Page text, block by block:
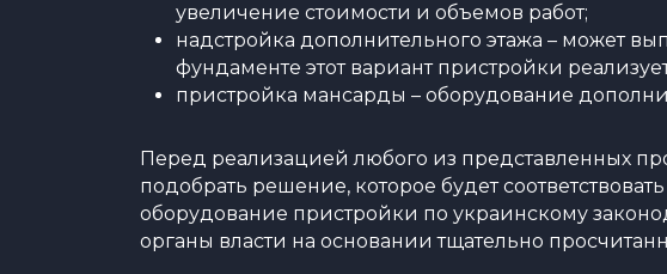
увеличение стоимости и объемов работ;
надстройка дополнительного этажа – может
фундаменте этот вариант пристройки
пристройка мансарды – оборудование
Перед реализацией любого из представленных
подобрать решение, которое будет
оборудование пристройки по украинскому
органы власти на основании тщательно